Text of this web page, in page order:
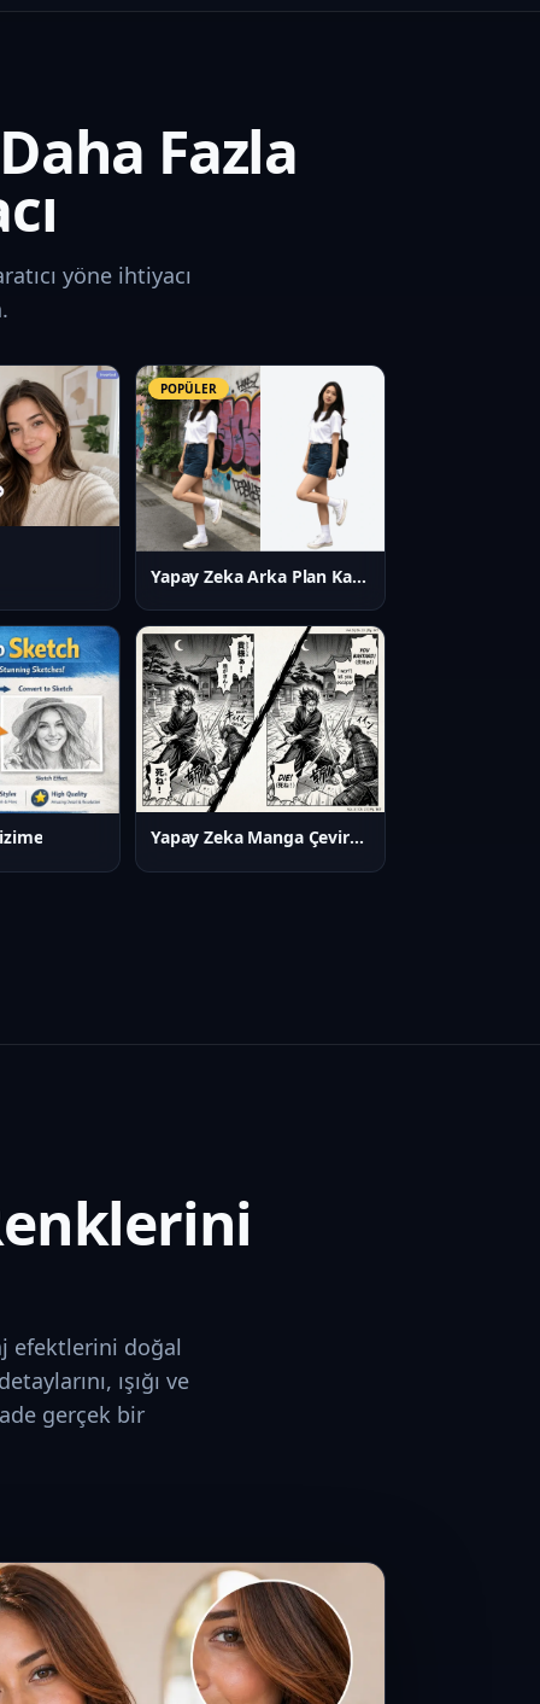
Fazla
yöne ihtiyacı
POPÜLER
Yapay Zeka Arka Plan Kaldırıcı
Yapay Zeka Manga Çevirmeni
efektlerini doğal
ışığı ve
gerçek bir